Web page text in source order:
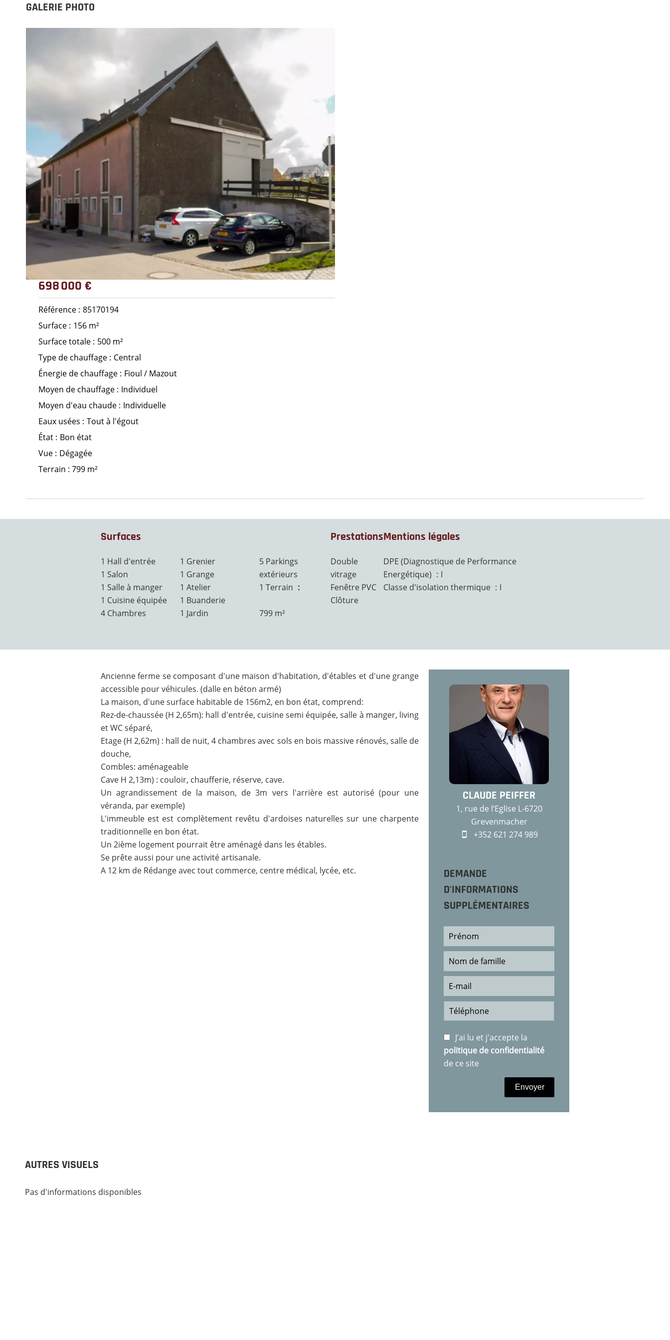
GALERIE PHOTO
698 000 €
Référence 85170194
Surface
156 m²
Surface totale
500 m²
Type de chauffage
Central
Énergie de chauffage
Fioul / Mazout
Moyen de chauffage
Individuel
Moyen d'eau chaude
Individuelle
Eaux usées
Tout à l'égout
État
Bon état
Vue
Dégagée
Terrain : 799 m²
Surfaces
1 Hall d'entrée
1 Salon
1 Salle à manger
1 Cuisine équipée
4 Chambres
1 Grenier
1 Grange
1 Atelier
1 Buanderie
1 Jardin
5 Parkings
extérieurs
1 Terrain
799 m²
Prestations
Double
vitrage
Fenêtre PVC
Clôture
Mentions légales
DPE (Diagnostique de Performance
Energétique)
I
Classe d'isolation thermique
I
CLAUDE PEIFFER
1, rue de l‘Eglise L-6720
Grevenmacher
+352 621 274 989
DEMANDE
D'INFORMATIONS
SUPPLÉMENTAIRES
J’ai lu et j'accepte la
politique de confidentialité
de ce site
Envoyer
Ancienne ferme se composant d'une maison d'habitation, d'étables et d'une grange
accessible pour véhicules. (dalle en béton armé)
La maison, d'une surface habitable de 156m2, en bon état, comprend:
Rez-de-chaussée (H 2,65m): hall d'entrée, cuisine semi équipée, salle à manger, living
et WC séparé,
Etage (H 2,62m) : hall de nuit, 4 chambres avec sols en bois massive rénovés, salle de
douche,
Combles: aménageable
Cave H 2,13m) : couloir, chaufferie, réserve, cave.
Un agrandissement de la maison, de 3m vers l'arrière est autorisé (pour une
véranda, par exemple)
L'immeuble est est complètement revêtu d'ardoises naturelles sur une charpente
traditionnelle en bon état.
Un 2ième logement pourrait être aménagé dans les étables.
Se prête aussi pour une activité artisanale.
A 12 km de Rédange avec tout commerce, centre médical, lycée, etc.
AUTRES VISUELS
Pas d'informations disponibles